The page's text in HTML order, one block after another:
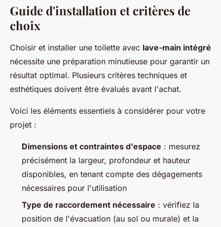
Guide d'installation et critères de
choix
Choisir et installer une toilette avec lave-main intégré
nécessite une préparation minutieuse pour garantir un
résultat optimal. Plusieurs critères techniques et
esthétiques doivent être évalués avant l'achat.
Voici les éléments essentiels à considérer pour votre
projet :
Dimensions et contraintes d'espace : mesurez
précisément la largeur, profondeur et hauteur
disponibles, en tenant compte des dégagements
nécessaires pour l'utilisation
Type de raccordement nécessaire : vérifiez la
position de l'évacuation (au sol ou murale) et la